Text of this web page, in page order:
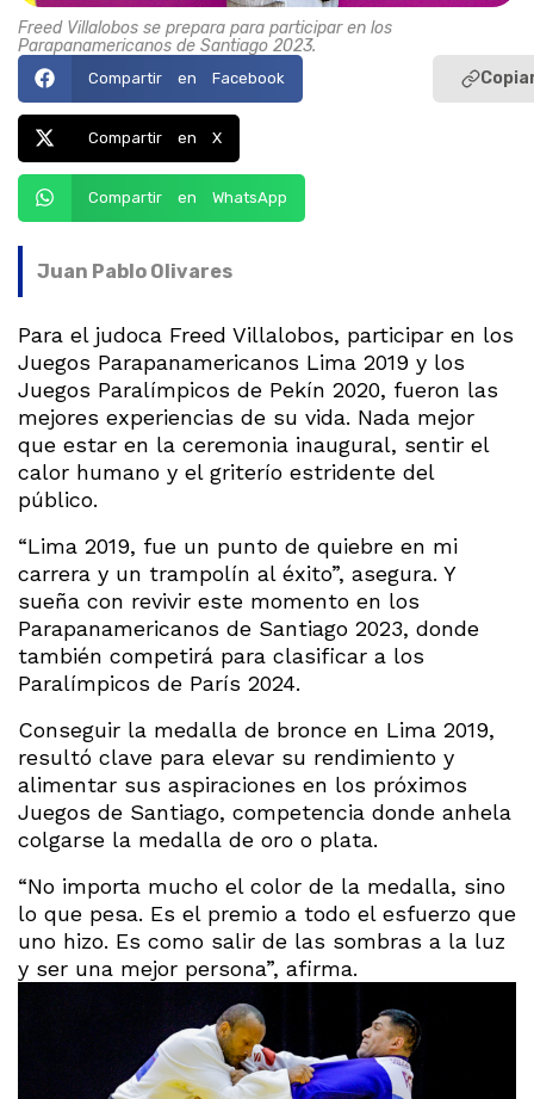
Freed Villalobos se prepara para participar en los
Parapanamericanos de Santiago 2023.
Compartir en Facebook
Compartir en X
Compartir en WhatsApp
Juan Pablo Olivares
Para el judoca Freed Villalobos, participar en los
Juegos Parapanamericanos Lima 2019 y los
Juegos Paralímpicos de Pekín 2020, fueron las
mejores experiencias de su vida. Nada mejor
que estar en la ceremonia inaugural, sentir el
calor humano y el griterío estridente del
público.
“Lima 2019, fue un punto de quiebre en mi
carrera y un trampolín al éxito”, asegura. Y
sueña con revivir este momento en los
Parapanamericanos de Santiago 2023, donde
también competirá para clasificar a los
Paralímpicos de París 2024.
Conseguir la medalla de bronce en Lima 2019,
resultó clave para elevar su rendimiento y
alimentar sus aspiraciones en los próximos
Juegos de Santiago, competencia donde anhela
colgarse la medalla de oro o plata.
“No importa mucho el color de la medalla, sino
lo que pesa. Es el premio a todo el esfuerzo que
uno hizo. Es como salir de las sombras a la luz
y ser una mejor persona”, afirma.